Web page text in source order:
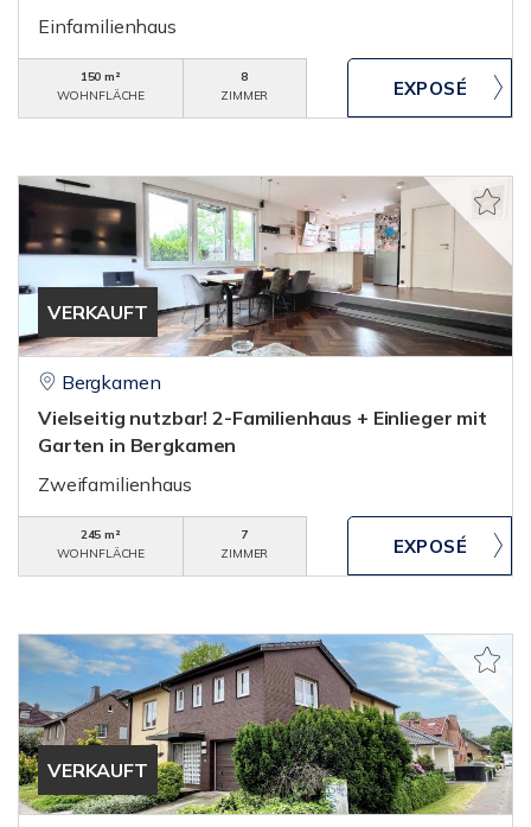
Einfamilienhaus
150 m²
WOHNFLÄCHE
8
ZIMMER
VERKAUFT
Bergkamen
Vielseitig nutzbar! 2-Familienhaus + Einlieger mit
Garten in Bergkamen
Zweifamilienhaus
245 m²
WOHNFLÄCHE
7
ZIMMER
VERKAUFT